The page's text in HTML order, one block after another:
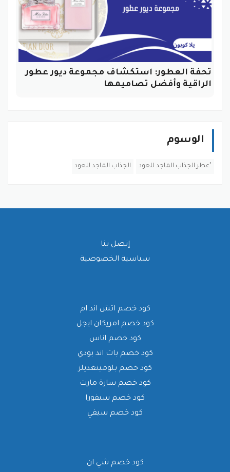
تحفة العطور: استكشاف مجموعة ديور عطور
الراقية وأفضل تصاميمها
الوسوم
"عطر الجذاب الماجد للعود الجذاب الماجد للعود
إتصل بنا
سياسية الخصوصية
كود خصم اتش اند ام
كود خصم امريكان ايجل
كود خصم اناس
كود خصم باث اند بودي
كود خصم بلومينغديلز
كود خصم سارة مارت
كود خصم سيفورا
كود خصم سيفي
كود خصم شي ان